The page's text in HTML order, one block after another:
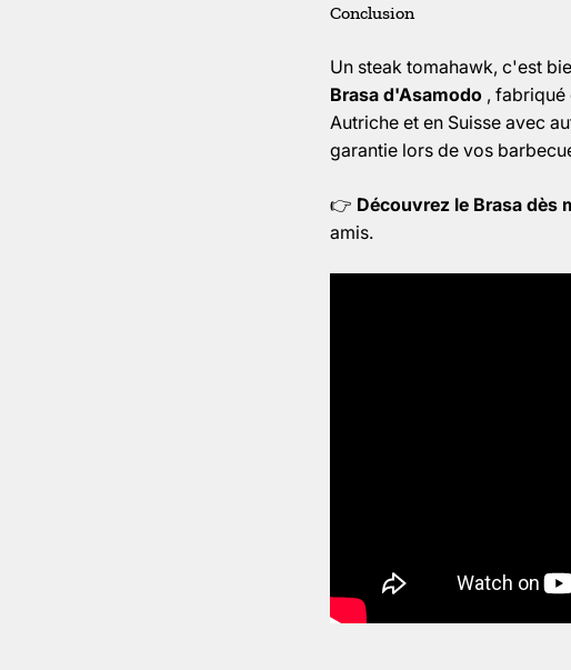
Conclusion
Un steak tomahawk, c'est
Brasa d'Asamodo , fabriqué
Autriche et en Suisse avec
garantie lors de vos
👉 Découvrez le Brasa dès
amis.